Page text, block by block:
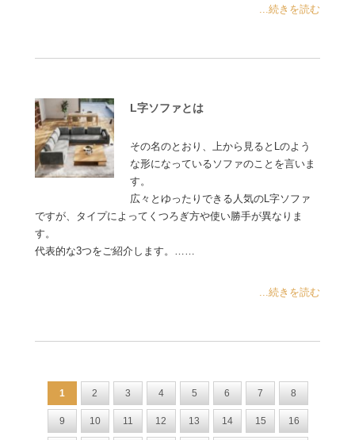
...続きを読む
L字ソファとは
その名のとおり、上から見るとLのよう
な形になっているソファのことを言いま
す。
広々とゆったりできる人気のL字ソファ
ですが、タイプによってくつろぎ方や使い勝手が異なりま
す。
代表的な3つをご紹介します。……
...続きを読む
1 2 3 4 5 6 7 8
9 10 11 12 13 14 15 16